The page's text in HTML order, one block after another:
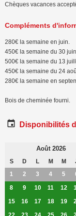
Chèques vacances
Compléments
280€ la semaine en juin.
450€ la semaine du 30
500€ la semaine du 13
450€ la semaine du 24
280€ la semaine en
Bois de cheminée fourni.
Disponibilités
Août 2026
S D L M M
1
2 3 4 5
8
9 10 11 12
15
16 17 18 19